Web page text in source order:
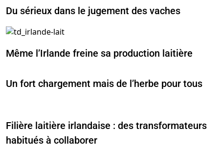
Du sérieux dans le jugement des vaches
Même l’Irlande freine sa production laitière
Un fort chargement mais de l’herbe pour tous
Filière laitière irlandaise : des transformateurs
habitués à collaborer